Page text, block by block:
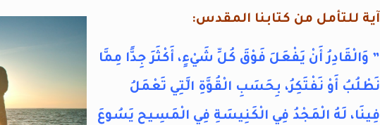
آية للتأمل من كتابنا المقدس:
” وَالْقَادِرُ أَنْ يَفْعَلَ فَوْقَ كُلِّ شَيْءٍ، أَكْثَرَ جِدًّا مِمَّا
نَطْلُبُ أَوْ نَفْتَكِرُ، بِحَسَبِ الْقُوَّةِ الَّتِي تَعْمَلُ
فِينَا، لَهُ الْمَجْدُ فِي الْكَنِيسَةِ فِي الْمَسِيحِ يَسُوعَ